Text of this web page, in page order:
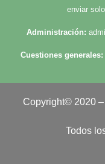
enviar
Administración:
Cuestiones generales:
Copyright© 2020
Todos